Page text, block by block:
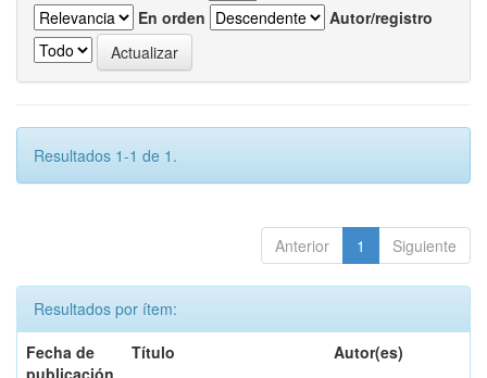
En orden
Autor/registro
Resultados 1-1 de 1.
Anterior 1 Siguiente
Resultados por ítem:
Fecha de
publicación
Título Autor(es)